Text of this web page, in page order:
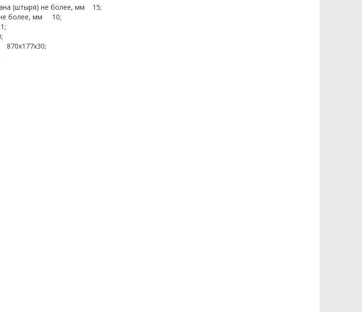
(штыря) не более, мм 15;
не более, мм 10;